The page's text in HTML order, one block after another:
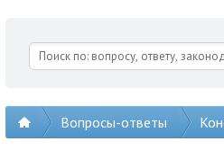
Вопросы-ответы